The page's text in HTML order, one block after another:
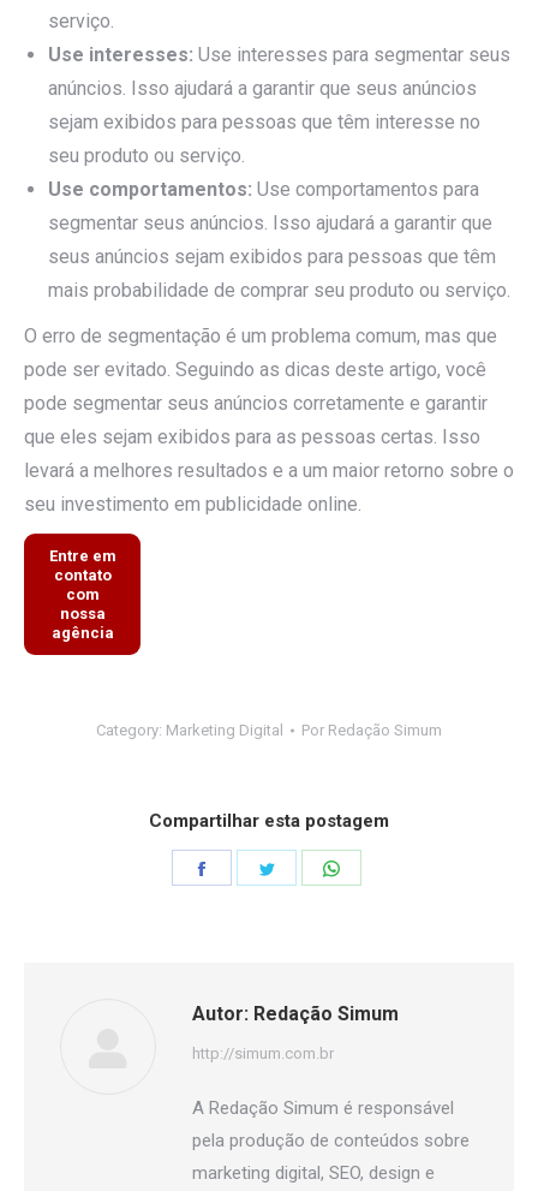
serviço.
Use interesses: Use interesses para segmentar seus
anúncios. Isso ajudará a garantir que seus anúncios
sejam exibidos para pessoas que têm interesse no
seu produto ou serviço.
Use comportamentos: Use comportamentos para
segmentar seus anúncios. Isso ajudará a garantir que
seus anúncios sejam exibidos para pessoas que têm
mais probabilidade de comprar seu produto ou serviço.
O erro de segmentação é um problema comum, mas que
pode ser evitado. Seguindo as dicas deste artigo, você
pode segmentar seus anúncios corretamente e garantir
que eles sejam exibidos para as pessoas certas. Isso
levará a melhores resultados e a um maior retorno sobre o
seu investimento em publicidade online.
Entre em
contato
com
nossa
agência
Category: Marketing Digital Por Redação Simum
Compartilhar esta postagem
Autor: Redação Simum
http://simum.com.br
A Redação Simum é responsável
pela produção de conteúdos sobre
marketing digital, SEO, design e